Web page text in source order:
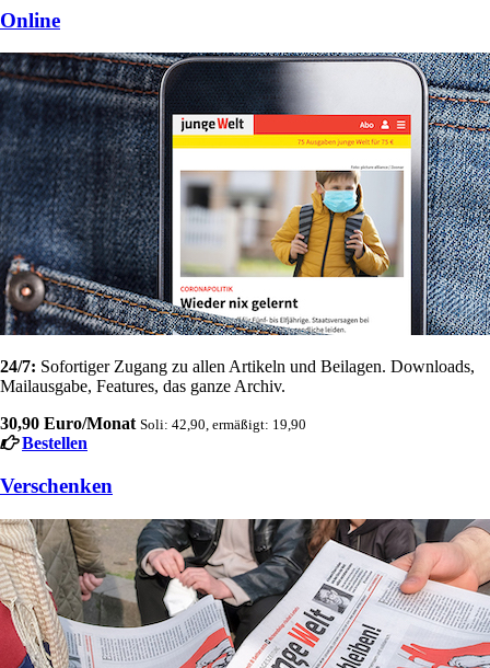
Online
24/7: Sofortiger Zugang zu allen Artikeln und Beilagen. Downloads,
Mailausgabe, Features, das ganze Archiv.
30,90 Euro/Monat Soli: 42,90, ermäßigt: 19,90
Bestellen
Verschenken